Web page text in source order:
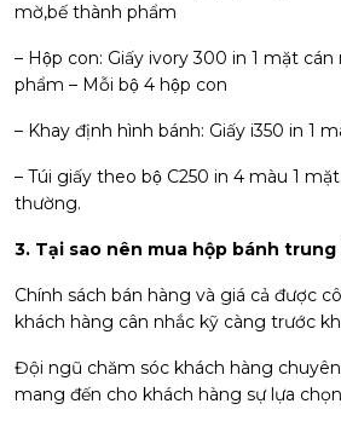
mờ,bế thành phẩm
– Hộp con: Giấy ivory 300 in 1 mặt
phẩm – Mỗi bộ 4 hộp con
– Khay định hình bánh: Giấy i350 in 1
– Túi giấy theo bộ C250 in 4 màu 1
thường.
3. Tại sao nên mua hộp bánh
Chính sách bán hàng và giá cả được
khách hàng cân nhắc kỹ càng trước
Đội ngũ chăm sóc khách hàng
mang đến cho khách hàng sự lựa